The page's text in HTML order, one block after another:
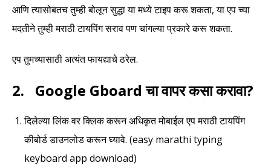
आणि त्यासोबतच तुम्ही बोलून सुद्धा या मध्ये टाइप करू शकता, या एप च्या
मदतीने तुम्ही मराठी टायपिंग सराव पण चांगल्या प्रकारे करू शकता.
एप तुमच्यासाठी अत्यंत फायद्याचे ठरेल.
2. Google Gboardचा वापर कसा करावा?
दिलेल्या लिंक वर क्लिक करून अधिकृत मोबाईल एप मराठी टायपिंग
कीबोर्ड डाउनलोड करून घ्यावे. (easy marathi typing
keyboard app download)